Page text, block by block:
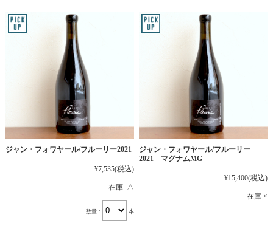
ジャン・フォワヤール/フルーリー2021
¥7,535(税込)
在庫 △
数量： 本
ジャン・フォワヤール/フルーリー
2021 マグナムMG
¥15,400(税込)
在庫 ×